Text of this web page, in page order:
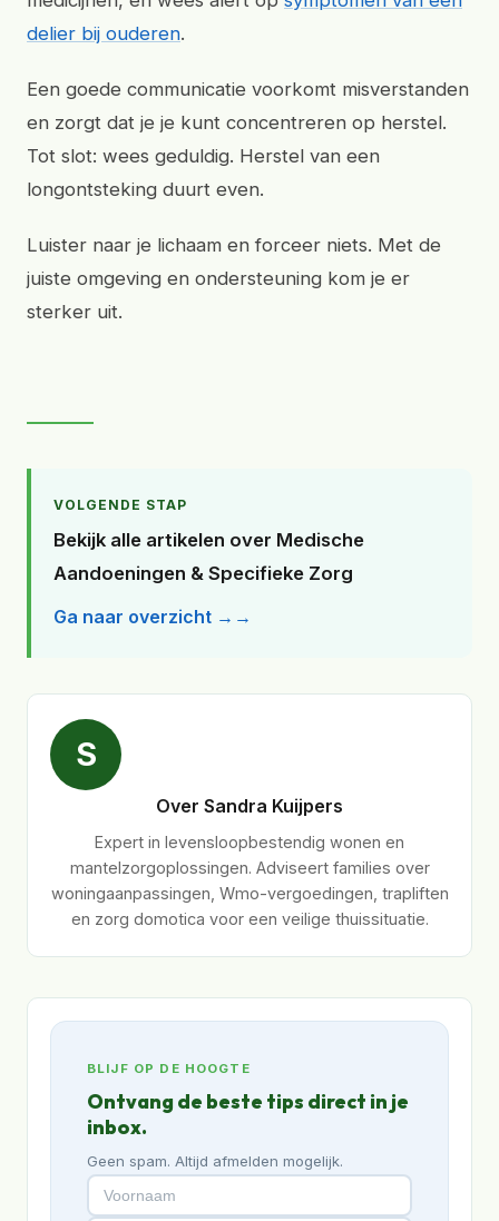
delier bij ouderen.
Een goede communicatie voorkomt misverstanden
en zorgt dat je je kunt concentreren op herstel.
Tot slot: wees geduldig. Herstel van een
longontsteking duurt even.
Luister naar je lichaam en forceer niets. Met de
juiste omgeving en ondersteuning kom je er
sterker uit.
VOLGENDE STAP
Bekijk alle artikelen over Medische
Aandoeningen & Specifieke Zorg
Ga naar overzicht →
S
Over Sandra Kuijpers
Expert in levensloopbestendig wonen en
mantelzorgoplossingen. Adviseert families over
woningaanpassingen, Wmo-vergoedingen, trapliften
en zorg domotica voor een veilige thuissituatie.
BLIJF OP DE HOOGTE
Ontvang de beste tips direct in je
inbox.
Geen spam. Altijd afmelden mogelijk.